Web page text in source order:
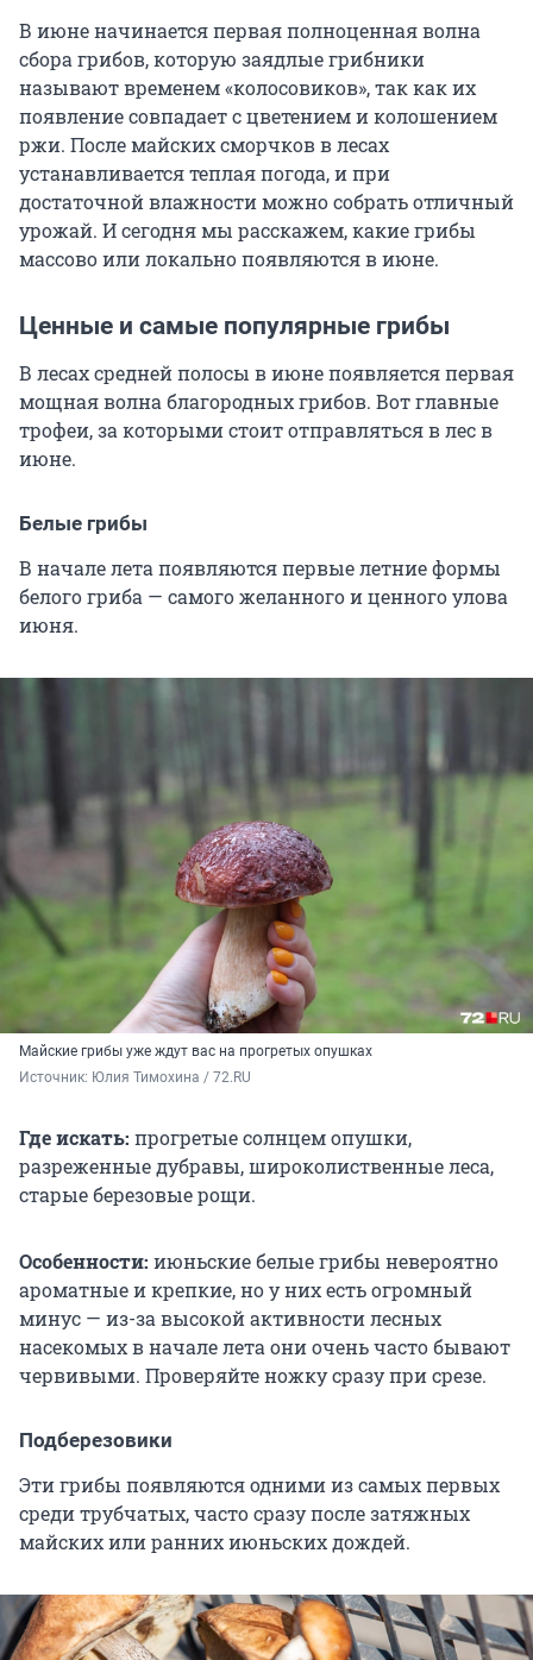
В июне начинается первая полноценная волна
сбора грибов, которую заядлые грибники
называют временем «колосовиков», так как их
появление совпадает с цветением и колошением
ржи. После майских сморчков в лесах
устанавливается теплая погода, и при
достаточной влажности можно собрать отличный
урожай. И сегодня мы расскажем, какие грибы
массово или локально появляются в июне.
Ценные и самые популярные грибы
В лесах средней полосы в июне появляется первая
мощная волна благородных грибов. Вот главные
трофеи, за которыми стоит отправляться в лес в
июне.
Белые грибы
В начале лета появляются первые летние формы
белого гриба — самого желанного и ценного улова
июня.
Майские грибы уже ждут вас на прогретых опушках
Источник: Юлия Тимохина / 72.RU
Где искать: прогретые солнцем опушки,
разреженные дубравы, широколиственные леса,
старые березовые рощи.
Особенности: июньские белые грибы невероятно
ароматные и крепкие, но у них есть огромный
минус — из-за высокой активности лесных
насекомых в начале лета они очень часто бывают
червивыми. Проверяйте ножку сразу при срезе.
Подберезовики
Эти грибы появляются одними из самых первых
среди трубчатых, часто сразу после затяжных
майских или ранних июньских дождей.